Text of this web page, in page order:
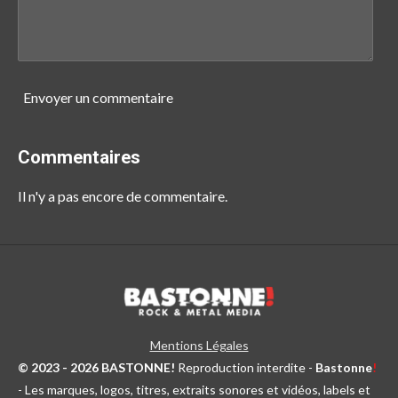
Envoyer un commentaire
Commentaires
Il n'y a pas encore de commentaire.
Mentions Légales
© 2023 - 2026 BASTONNE! Reproduction interdite - Bastonne!
- Les marques, logos, titres, extraits sonores et vidéos, labels et